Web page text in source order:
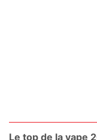
Le top de la vape